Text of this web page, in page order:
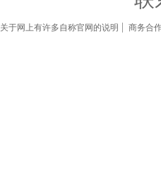
关于网上有许多自称官网的说明 商务合